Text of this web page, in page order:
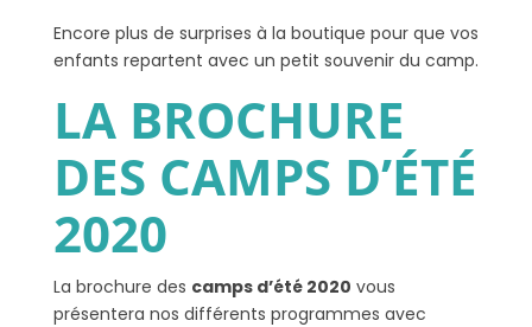
Encore plus de surprises à la boutique pour que vos
enfants repartent avec un petit souvenir du camp.
LA BROCHURE
DES CAMPS D’ÉTÉ
2020
La brochure des camps d’été 2020 vous
présentera nos différents programmes avec